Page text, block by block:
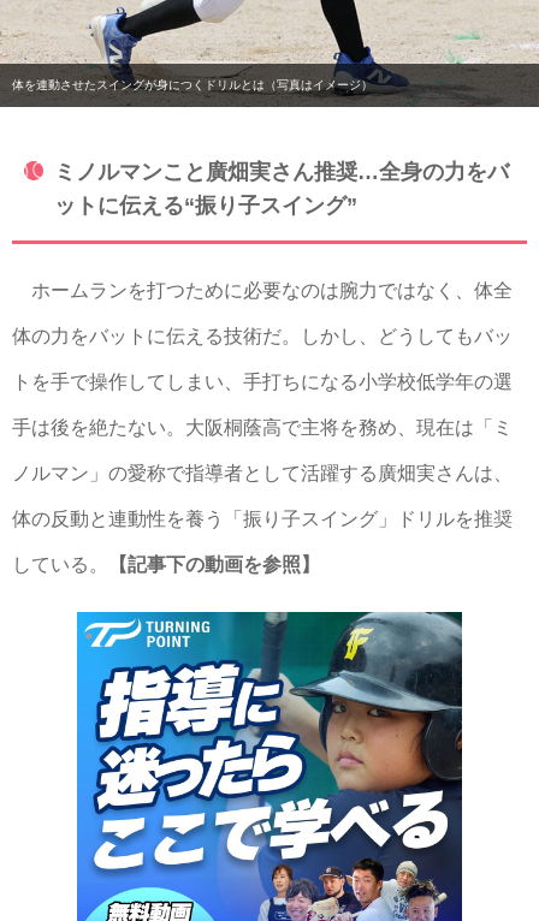
体を連動させたスイングが身につくドリルとは（写真はイメージ）
ミノルマンこと廣畑実さん推奨…全身の力をバ
ットに伝える“振り子スイング”
ホームランを打つために必要なのは腕力ではなく、体全
体の力をバットに伝える技術だ。しかし、どうしてもバッ
トを手で操作してしまい、手打ちになる小学校低学年の選
手は後を絶たない。大阪桐蔭高で主将を務め、現在は「ミ
ノルマン」の愛称で指導者として活躍する廣畑実さんは、
体の反動と連動性を養う「振り子スイング」ドリルを推奨
している。 【記事下の動画を参照】